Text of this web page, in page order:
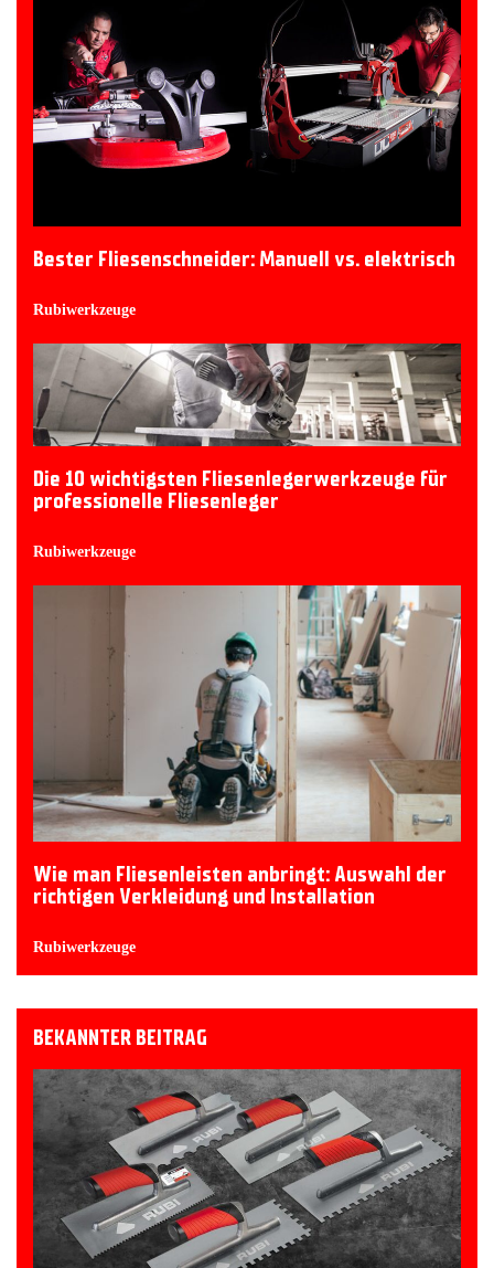
Bester Fliesenschneider: Manuell vs. elektrisch
Rubiwerkzeuge
Die 10 wichtigsten Fliesenlegerwerkzeuge für
professionelle Fliesenleger
Rubiwerkzeuge
Wie man Fliesenleisten anbringt: Auswahl der
richtigen Verkleidung und Installation
Rubiwerkzeuge
BEKANNTER BEITRAG